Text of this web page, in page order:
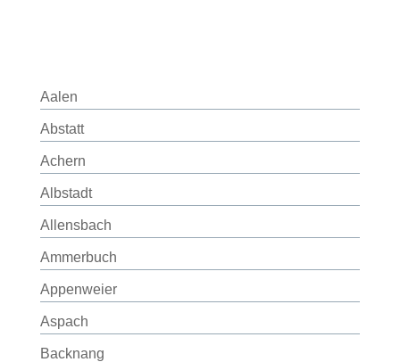
Aalen
Abstatt
Achern
Albstadt
Allensbach
Ammerbuch
Appenweier
Aspach
Backnang